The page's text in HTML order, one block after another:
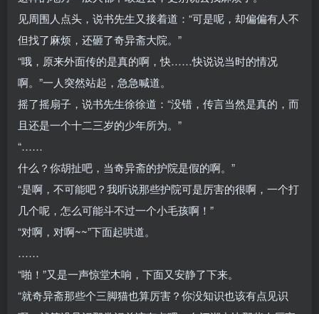
见周围人点头，说书先生又接着道：“可是呢，却偏偏有人不
但找了麻烦，还砸了奇异斋大院。”
“哦，原来外面传的是真的啊，快……快说说当时的情况
啊。”一人突然站起，急急喊道。
摇了摇扇子，说书先生徐徐道：“没错，传言当然是真的，而
且还是一个十二三岁的少年所为。”
“……
什么？你胡扯吧，当奇异斋的护院是假的啊。”
“是啊，不可能吧？我听说那些护院可是厉害的很啊，一个打
几个呢，怎么可能斗不过一个小毛孩啊！”
“对啊，对啊~~”下面起哄道。
……
“啪！”又是一声惊堂木响，下面又安静了下来。
“就奇异斋那些个三脚猫也算厉害？你没知识也该有点见识